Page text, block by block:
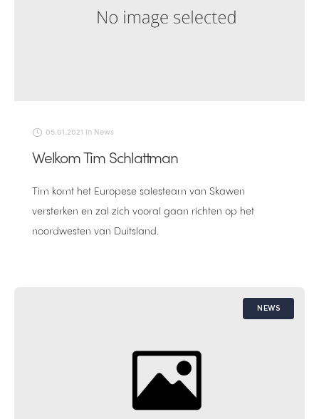
05.01.2021 in News
Welkom Tim Schlattman
Tim komt het Europese salesteam van Skawen
versterken en zal zich vooral gaan richten op het
noordwesten van Duitsland.
NEWS